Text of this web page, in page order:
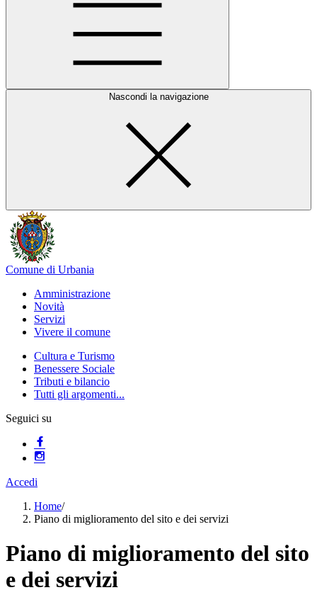
Nascondi la navigazione
Comune di Urbania
Amministrazione
Novità
Servizi
Vivere il comune
Cultura e Turismo
Benessere Sociale
Tributi e bilancio
Tutti gli argomenti...
Seguici su
Accedi
Home/
Piano di miglioramento del sito e dei servizi
Piano di miglioramento del sito
e dei servizi